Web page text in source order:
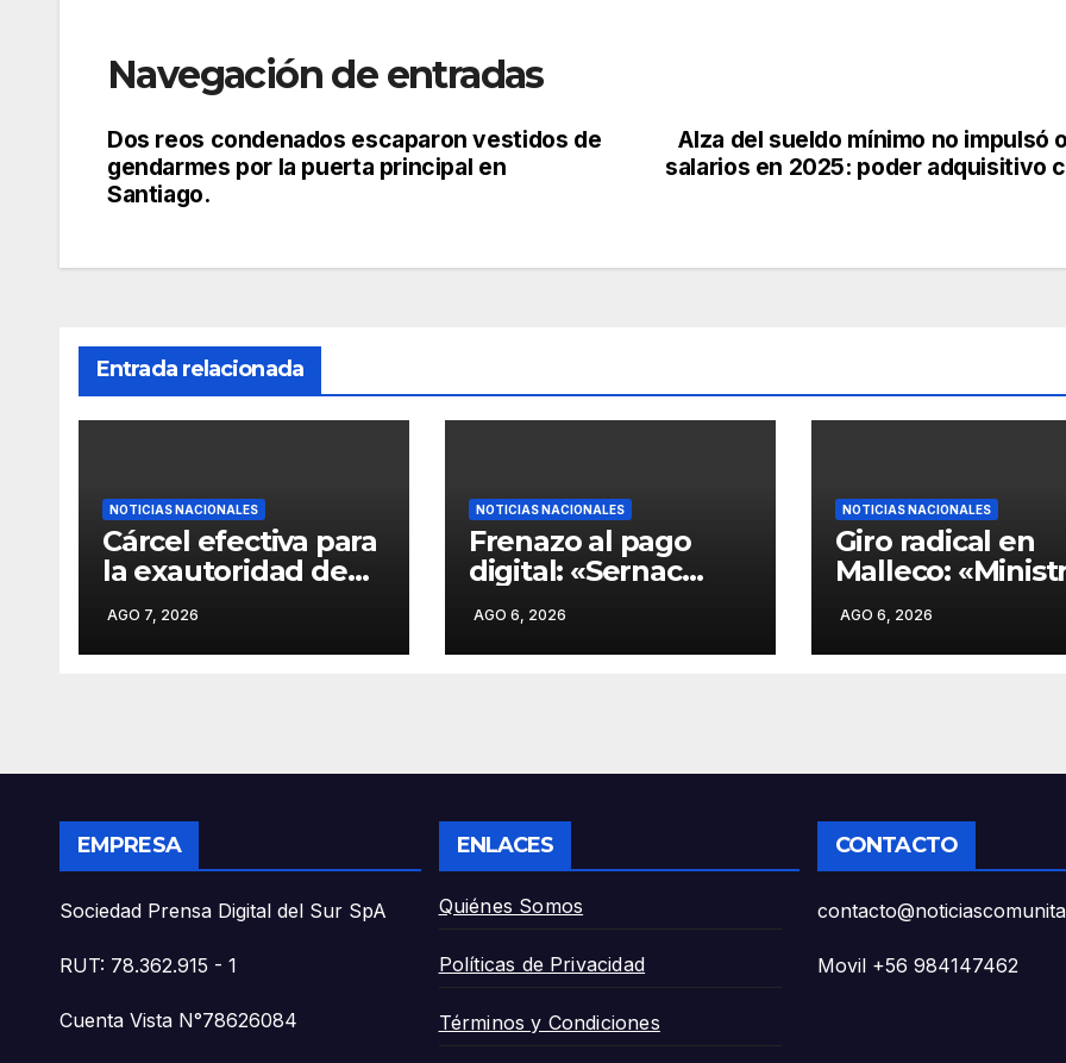
Navegación de entradas
Alza del sueldo mínimo no impulsó
salarios en 2025: poder adquisitivo
Dos reos condenados escaparon vestidos de
gendarmes por la puerta principal en
Santiago.
Entrada relacionada
NOTICIAS NACIONALES
Cárcel efectiva para
la exautoridad de
de Renaico Juan
Carlos Reinao es
sexuales».
AGO 7, 2026
NOTICIAS NACIONALES
Frenazo al pago
digital: «Sernac
acumular cerca de
200 reclamos por
Antofagasta».
AGO 6, 2026
NOTICIAS NACIONALES
Giro radical en
Malleco:
erradicación y
traslado de 400
construcción en
AGO 6, 2026
EMPRESA
Sociedad Prensa Digital del Sur SpA
RUT: 78.362.915 - 1
Cuenta Vista N°78626084
ENLACES
Quiénes Somos
Políticas de Privacidad
Términos y Condiciones
CONTACTO
Movil +56 984147462